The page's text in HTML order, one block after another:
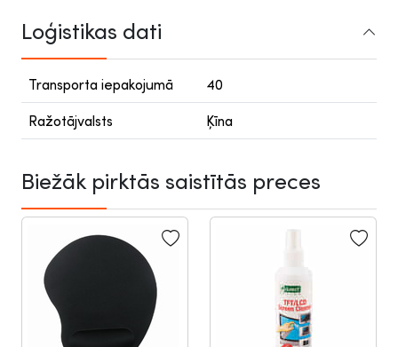
Loģistikas dati
Transporta iepakojumā 40
Ražotājvalsts Ķīna
Biežāk pirktās saistītās preces